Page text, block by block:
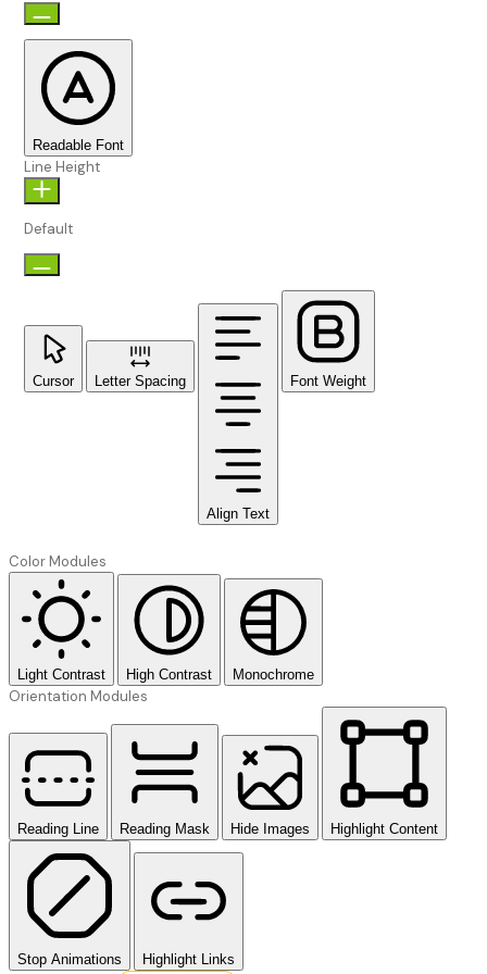
Readable Font
Line Height
Default
Cursor Letter Spacing
Align Text
Font Weight
Color Modules
Light Contrast High Contrast Monochrome
Orientation Modules
Reading Line Reading Mask Hide Images Highlight Content
Stop Animations Highlight Links